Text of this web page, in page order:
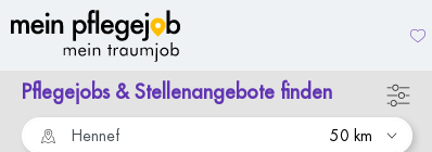
zurück zur Suche
Pflegejobs & Stellenangebote finden